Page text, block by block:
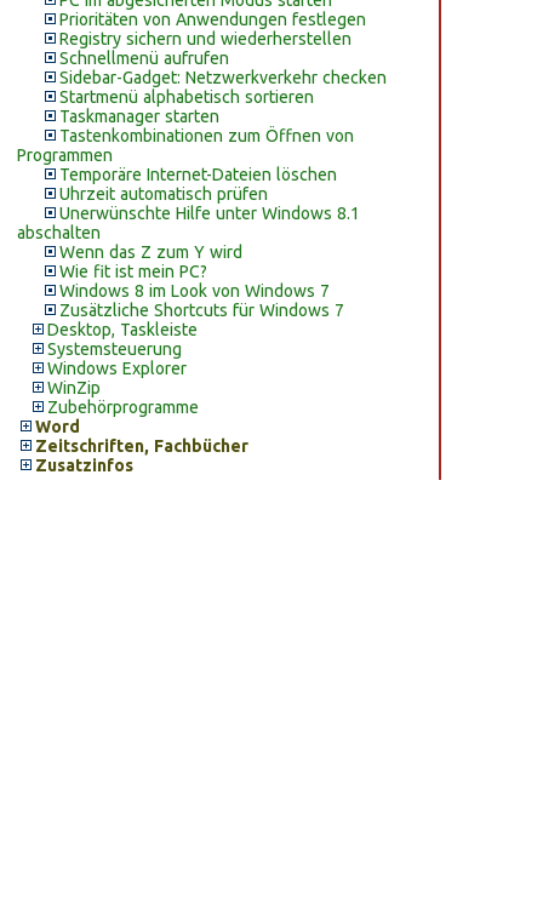
Prioritäten von Anwendungen festlegen
Registry sichern und wiederherstellen
Schnellmenü aufrufen
Sidebar-Gadget: Netzwerkverkehr checken
Startmenü alphabetisch sortieren
Taskmanager starten
Tastenkombinationen zum Öffnen von
Programmen
Temporäre Internet-Dateien löschen
Uhrzeit automatisch prüfen
Unerwünschte Hilfe unter Windows 8.1
abschalten
Wenn das Z zum Y wird
Wie fit ist mein PC?
Windows 8 im Look von Windows 7
Zusätzliche Shortcuts für Windows 7
Desktop, Taskleiste
Systemsteuerung
Windows Explorer
WinZip
Zubehörprogramme
Word
Zeitschriften, Fachbücher
Zusatzinfos